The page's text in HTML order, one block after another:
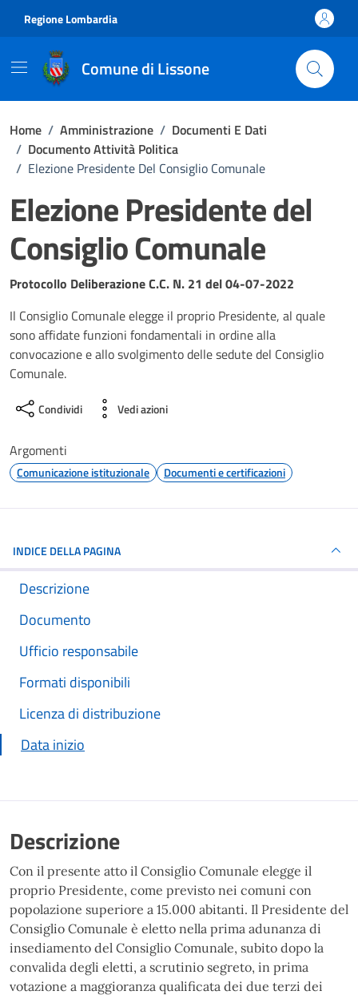
Regione Lombardia
Comune di Lissone
Home / Amministrazione / Documenti E Dati
/ Documento Attività Politica
/ Elezione Presidente Del Consiglio Comunale
Elezione Presidente del
Consiglio Comunale
Dettagli del documento
Protocollo Deliberazione C.C. N. 21 del 04-07-2022
Il Consiglio Comunale elegge il proprio Presidente, al quale
sono affidate funzioni fondamentali in ordine alla
convocazione e allo svolgimento delle sedute del Consiglio
Comunale.
Condividi Vedi azioni
Argomenti
Comunicazione istituzionale Documenti e certificazioni
INDICE DELLA PAGINA
Descrizione
Documento
Ufficio responsabile
Formati disponibili
Licenza di distribuzione
Data inizio
Descrizione
Con il presente atto il Consiglio Comunale elegge il
proprio Presidente, come previsto nei comuni con
popolazione superiore a 15.000 abitanti. Il Presidente del
Consiglio Comunale è eletto nella prima adunanza di
insediamento del Consiglio Comunale, subito dopo la
convalida degli eletti, a scrutinio segreto, in prima
votazione a maggioranza qualificata dei due terzi dei